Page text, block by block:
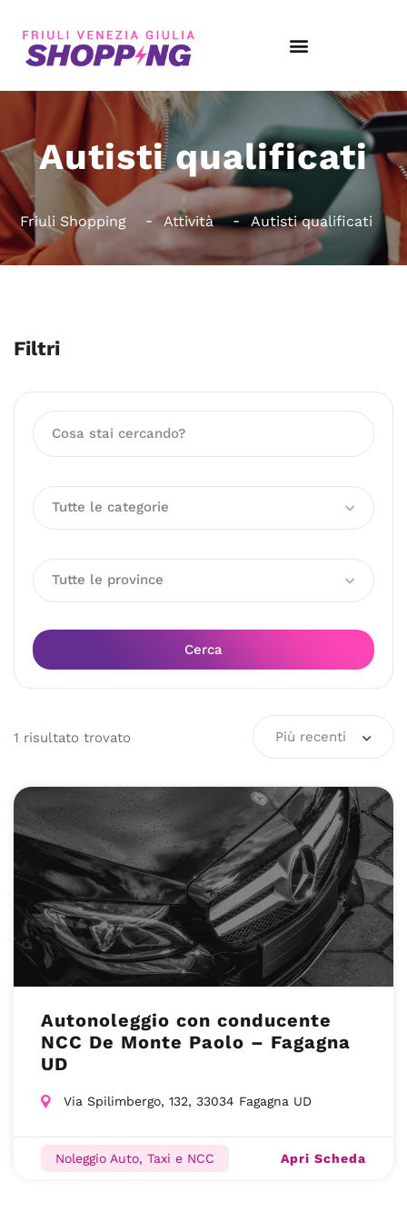
Autisti qualificati
Friuli Shopping Attività Autisti qualificati
Filtri
Tutte le categorie
Tutte le province
Cerca
1 risultato trovato Più recenti
Autonoleggio con conducente
NCC De Monte Paolo – Fagagna
UD
Via Spilimbergo, 132, 33034 Fagagna UD
Noleggio Auto, Taxi e NCC Apri Scheda